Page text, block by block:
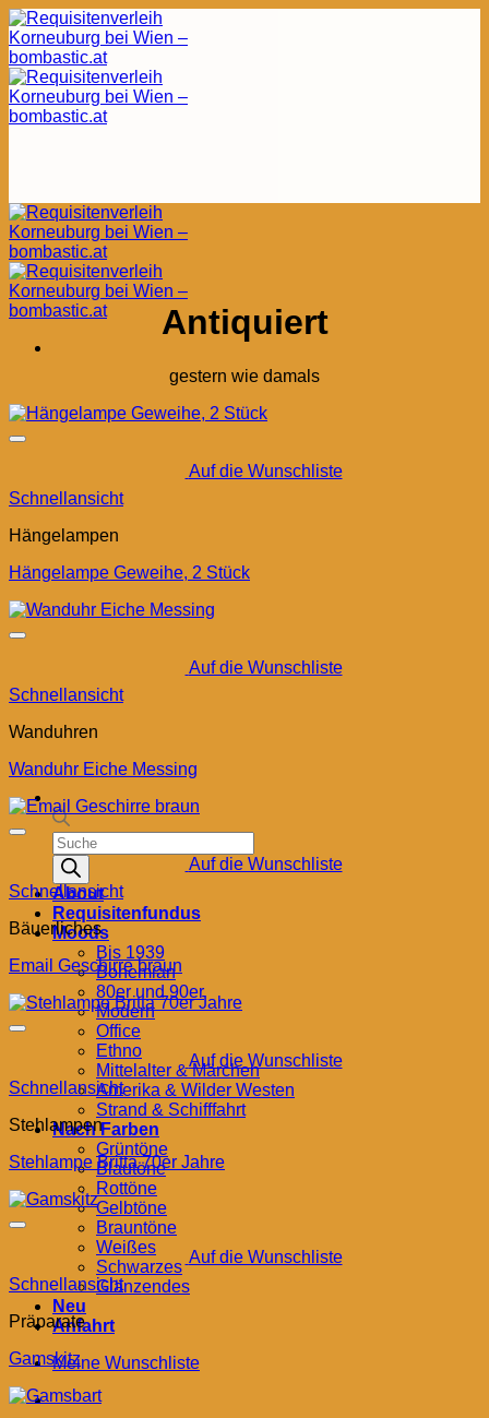
Zum
Inhalt
springen
Products
search
About
Requisitenfundus
Moods
Bis 1939
Bohemian
80er und 90er
Modern
Office
Ethno
Mittelalter & Märchen
Amerika & Wilder Westen
Strand & Schifffahrt
Nach Farben
Grüntöne
Blautöne
Rottöne
Gelbtöne
Brauntöne
Weißes
Schwarzes
Glänzendes
Neu
Anfahrt
Meine Wunschliste
Antiquiert
gestern wie damals
Auf die Wunschliste
Schnellansicht
Hängelampen
Hängelampe Geweihe, 2 Stück
Auf die Wunschliste
Schnellansicht
Wanduhren
Wanduhr Eiche Messing
Auf die Wunschliste
Schnellansicht
Bäuerliches
Email Geschirre braun
Auf die Wunschliste
Schnellansicht
Stehlampen
Stehlampe Britta 70er Jahre
Auf die Wunschliste
Schnellansicht
Präparate
Gamskitz